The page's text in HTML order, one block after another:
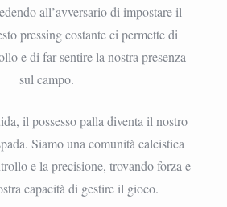
all’avversario di impostare il
pressing costante ci permette di
e di far sentire la nostra presenza
sul campo.
il possesso palla diventa il nostro
Siamo una comunità calcistica
e la precisione, trovando forza e
capacità di gestire il gioco.